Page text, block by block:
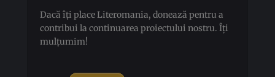
Dacă îți place Literomania, donează pentru a
contribui la continuarea proiectului nostru. Îți
mulțumim!